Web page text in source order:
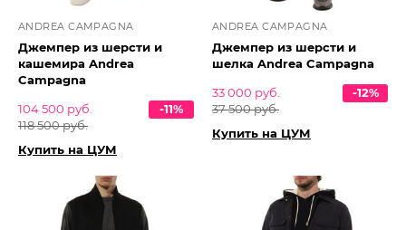
ANDREA CAMPAGNA
Джемпер из шерсти и
кашемира Andrea
Campagna
104 500 руб.
118 500 руб.
-11%
Купить на ЦУМ
ANDREA CAMPAGNA
Джемпер из шерсти и
шелка Andrea Campagna
33 000 руб.
37 500 руб.
-12%
Купить на ЦУМ